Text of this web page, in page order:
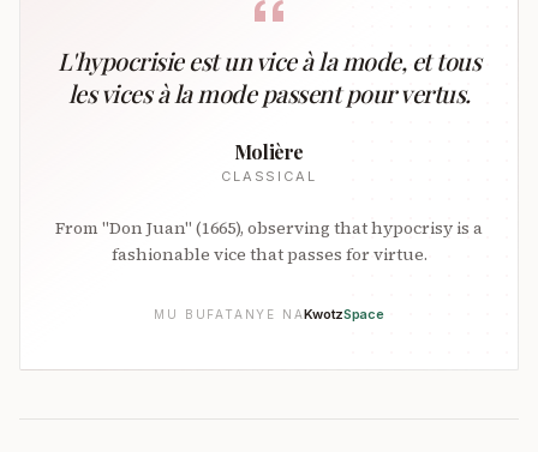
L'hypocrisie est un vice à la mode, et tous
les vices à la mode passent pour vertus.
Molière
CLASSICAL
From "Don Juan" (1665), observing that hypocrisy is a
fashionable vice that passes for virtue.
MU BUFATANYE NAKwotzSpace